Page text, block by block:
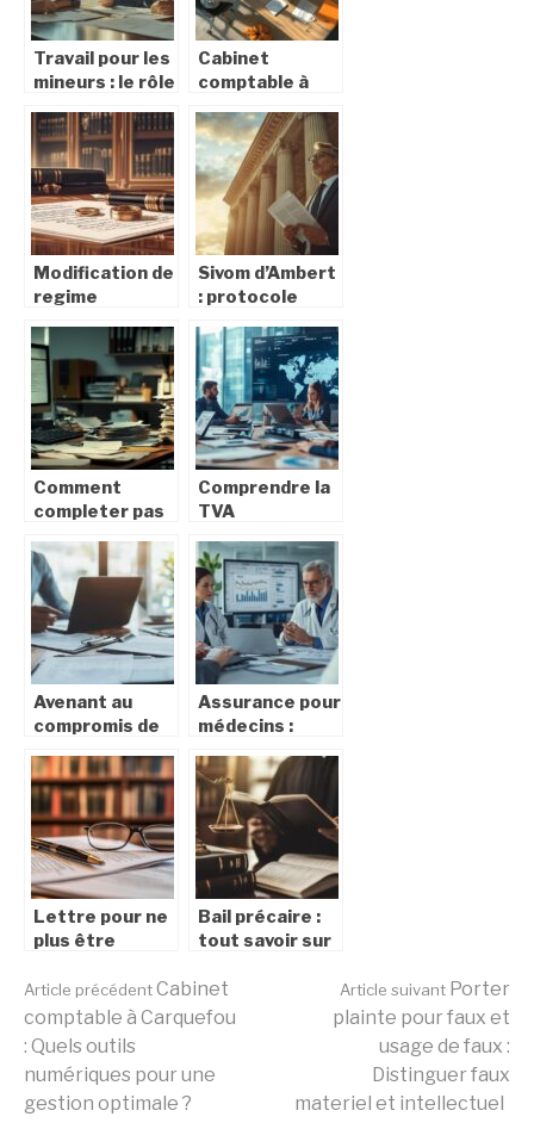
Travail pour les
mineurs : le rôle
organismes de
protection
dans
l’encadrement
Cabinet
comptable à
Quels outils
numériques
pour une
gestion
optimale ?
Modification de
regime
anticipez les
repercussions
fiscales pour
votre foyer
Sivom d’Ambert
: protocole
des seniors
lors d’un
licenciement
pour inaptitude
Comment
completer pas
attestation
Pole emploi
particulier
employeur :
format PDF
inclus
Comprendre la
TVA
pour optimiser
vos échanges
en Europe
Avenant au
compromis de
immobilier :
guide pratique
pour éviter les
vices cachés
Assurance pour
médecins :
couverture et
tarifs
compétitifs,
est-ce possible
Lettre pour ne
plus être
Comment
procéder étape
par étape pour
se désengager
?
Bail précaire :
tout savoir sur
maximale et
ses conditions
Lire
la
Article précédentCabinet
comptable à Carquefou
: Quels outils
numériques pour une
gestion optimale ?
Article suivant Porter
plainte pour faux et
usage de faux :
Distinguer faux
materiel et intellectuel